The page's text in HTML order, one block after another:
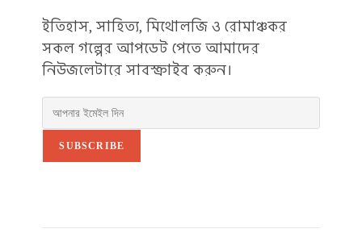
ইতিহাস, সাহিত্য, মিথোলজি ও রোমাঞ্চকর
সকল গল্পের আপডেট পেতে আমাদের
নিউজলেটারে সাবস্ক্রাইব করুন।
SUBSCRIBE